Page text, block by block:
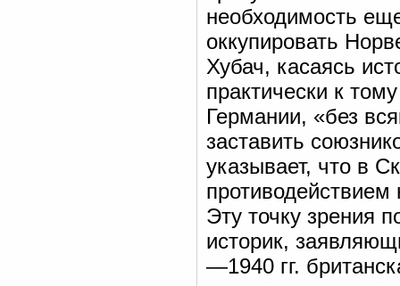
необходимость
оккупировать
Хубач, касаясь
практически к
Германии, «без
заставить
указывает, что в
Эту точку зрения
историк,
—1940 гг.